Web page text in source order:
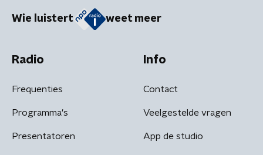
Wie luistert weet meer
Radio
Frequenties
Programma's
Presentatoren
Info
Contact
Veelgestelde vragen
App de studio